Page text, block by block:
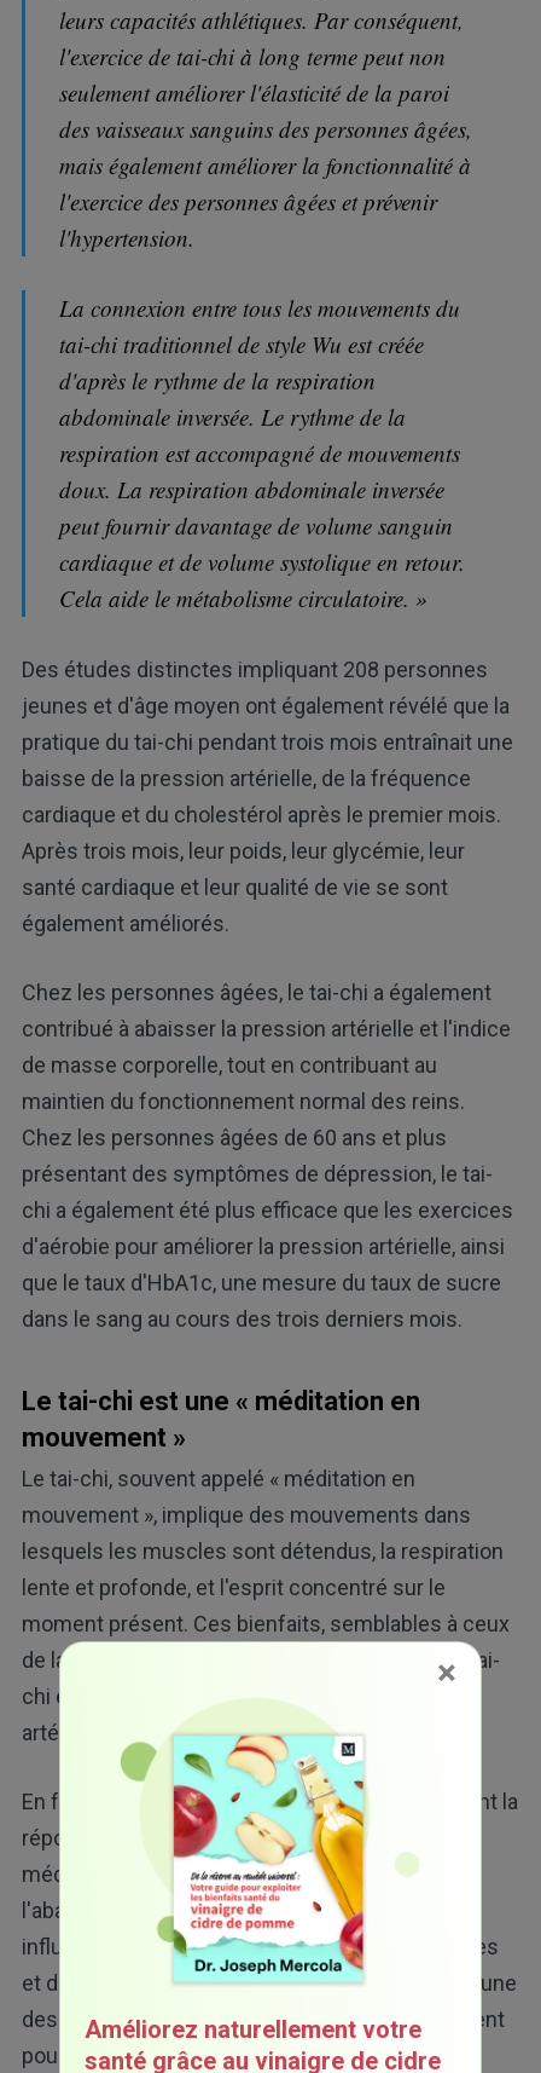
leurs capacités athlétiques. Par conséquent,
l'exercice de tai-chi à long terme peut non
seulement améliorer l'élasticité de la paroi
des vaisseaux sanguins des personnes âgées,
mais également améliorer la fonctionnalité à
l'exercice des personnes âgées et prévenir
l'hypertension.
La connexion entre tous les mouvements du
tai-chi traditionnel de style Wu est créée
d'après le rythme de la respiration
abdominale inversée. Le rythme de la
respiration est accompagné de mouvements
doux. La respiration abdominale inversée
peut fournir davantage de volume sanguin
cardiaque et de volume systolique en retour.
Cela aide le métabolisme circulatoire. »
Des études distinctes impliquant 208 personnes
jeunes et d'âge moyen ont également révélé que la
pratique du tai-chi pendant trois mois entraînait une
baisse de la pression artérielle, de la fréquence
cardiaque et du cholestérol après le premier mois.
Après trois mois, leur poids, leur glycémie, leur
santé cardiaque et leur qualité de vie se sont
également améliorés.
Chez les personnes âgées, le tai-chi a également
contribué à abaisser la pression artérielle et l'indice
de masse corporelle, tout en contribuant au
maintien du fonctionnement normal des reins.
Chez les personnes âgées de 60 ans et plus
présentant des symptômes de dépression, le tai-
chi a également été plus efficace que les exercices
d'aérobie pour améliorer la pression artérielle, ainsi
que le taux d'HbA1c, une mesure du taux de sucre
dans le sang au cours des trois derniers mois.
Le tai-chi est une « méditation en
mouvement »
Le tai-chi, souvent appelé « méditation en
mouvement », implique des mouvements dans
lesquels les muscles sont détendus, la respiration
lente et profonde, et l'esprit concentré sur le
moment présent. Ces bienfaits, semblables à ceux
de la méditation, peuvent expliquer pourquoi le tai-
chi est si efficace pour maintenir une pression
artérielle saine.
En fait, les pratiques corps-esprit qui déclenchent la
réponse de relaxation de votre corps, comme la
méditation, jouent un rôle important dans
l'abaissement de la pression artérielle en
influençant favorablement un ensemble de gènes
et de voies biologiques récemment identifiés. L'une
des façons dont la méditation et le tai-chi agissent
pour calmer le corps et l'esprit est le
×
Améliorez naturellement votre
santé grâce au vinaigre de cidre